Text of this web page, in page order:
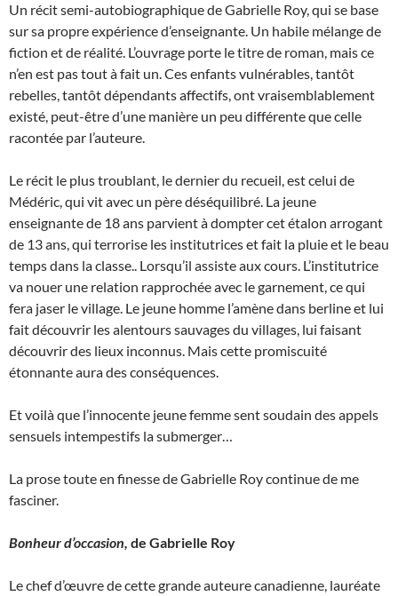
Un récit semi-autobiographique de Gabrielle Roy, qui se base
sur sa propre expérience d’enseignante. Un habile mélange de
fiction et de réalité. L’ouvrage porte le titre de roman, mais ce
n’en est pas tout à fait un. Ces enfants vulnérables, tantôt
rebelles, tantôt dépendants affectifs, ont vraisemblablement
existé, peut-être d’une manière un peu différente que celle
racontée par l’auteure.
Le récit le plus troublant, le dernier du recueil, est celui de
Médéric, qui vit avec un père déséquilibré. La jeune
enseignante de 18 ans parvient à dompter cet étalon arrogant
de 13 ans, qui terrorise les institutrices et fait la pluie et le beau
temps dans la classe.. Lorsqu’il assiste aux cours. L’institutrice
va nouer une relation rapprochée avec le garnement, ce qui
fera jaser le village. Le jeune homme l’amène dans berline et lui
fait découvrir les alentours sauvages du villages, lui faisant
découvrir des lieux inconnus. Mais cette promiscuité
étonnante aura des conséquences.
Et voilà que l’innocente jeune femme sent soudain des appels
sensuels intempestifs la submerger…
La prose toute en finesse de Gabrielle Roy continue de me
fasciner.
Bonheur d’occasion, de Gabrielle Roy
Le chef d’œuvre de cette grande auteure canadienne, lauréate